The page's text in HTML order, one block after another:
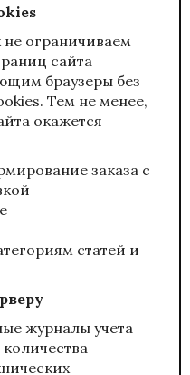
ограничиваем
сайта
браузеры без
Тем не менее,
окажется
заказа с
статей и
журналы учета